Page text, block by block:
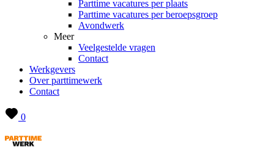
Parttime vacatures per plaats
Parttime vacatures per beroepsgroep
Avondwerk
Meer
Veelgestelde vragen
Contact
Werkgevers
Over parttimewerk
Contact
0